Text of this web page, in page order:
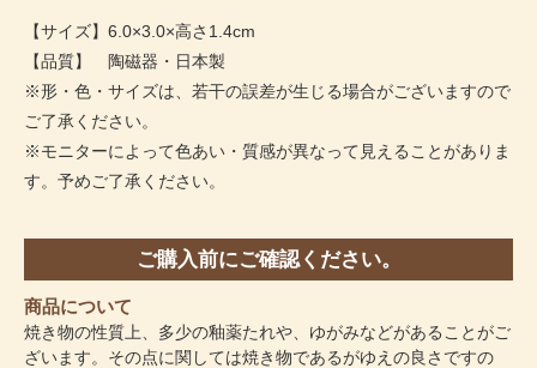
【サイズ】6.0×3.0×高さ1.4cm
【品質】 陶磁器・日本製
※形・色・サイズは、若干の誤差が生じる場合がございますので
ご了承ください。
※モニターによって色あい・質感が異なって見えることがありま
す。予めご了承ください。
ご購入前にご確認ください。
商品について
焼き物の性質上、多少の釉薬たれや、ゆがみなどがあることがご
ざいます。その点に関しては焼き物であるがゆえの良さですの